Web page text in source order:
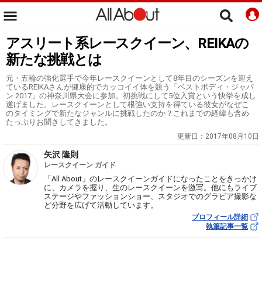
アスリート系レースクイーン、REIKAの
新たな挑戦とは
元・五輪の強化選手で今年レースクイーンとして8年目のシーズンを迎え
ているREIKAさんが健康的でカッコイイ体を競う「ベストボディ・ジャパ
ン 2017」の神奈川県大会に参加。初挑戦にして5位入賞という快挙を成し
遂げました。レースクイーンとして根強い支持を得ている彼女がなぜこ
のタイミングで新たなジャンルに挑戦したのか？これまでの経緯も含め
たっぷりお聞きしてきました。
更新日： 2017年08月10日
矢沢 隆則
レースクイーン ガイド
「All About」のレースクイーンガイドになったことをきっかけ
に、カメラを握り、生のレースクイーンを激写。他にもライブ
ステージやファッションショー、スタジオでのグラビア撮影な
ど分野を広げて活動しています。
プロフィール詳細
執筆記事一覧